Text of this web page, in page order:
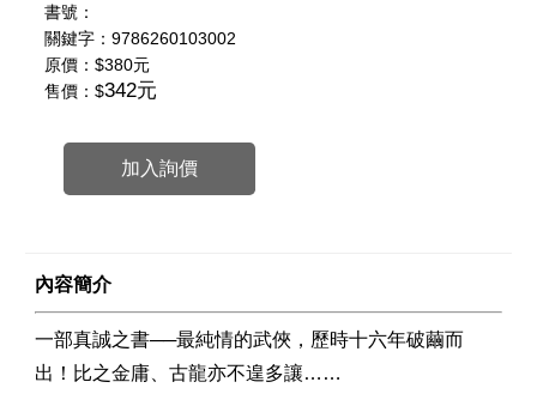
書號：
關鍵字：9786260103002
原價：$380元
售價：$342元
加入詢價
內容簡介
一部真誠之書──最純情的武俠，歷時十六年破繭而
出！比之金庸、古龍亦不遑多讓……